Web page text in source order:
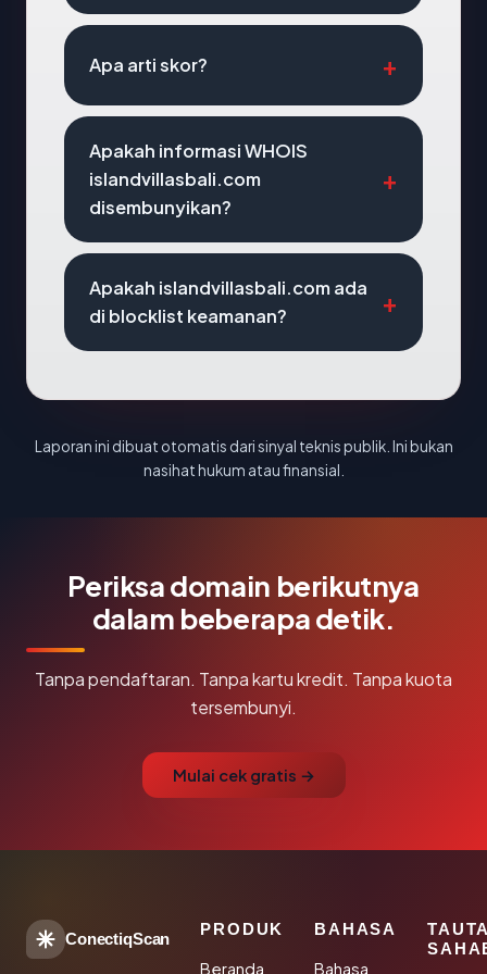
Apa arti skor?
Apakah informasi WHOIS
islandvillasbali.com
disembunyikan?
Apakah islandvillasbali.com ada
di blocklist keamanan?
Laporan ini dibuat otomatis dari sinyal teknis publik. Ini bukan
nasihat hukum atau finansial.
Periksa domain berikutnya
dalam beberapa detik.
Tanpa pendaftaran. Tanpa kartu kredit. Tanpa kuota
tersembunyi.
Mulai cek gratis →
ConectiqScan
PRODUK
Beranda
BAHASA
Bahasa